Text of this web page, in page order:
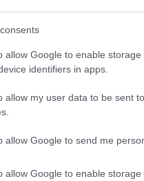
allow Google to enable
identifiers in apps.
allow my user data to be sent
allow Google to send me
allow Google to enable
del Vaticano
de dólares vendiendo sus
había Irán,países
el nombre delVaticano.
Crypto AG tenía
hasta Asia, pasando por